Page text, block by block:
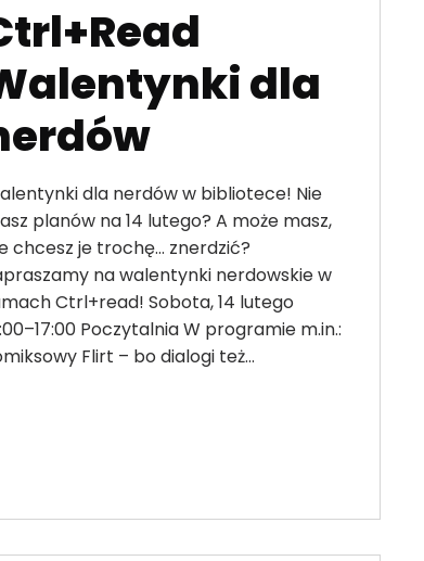
dla
dla nerdów w bibliotece! Nie
planów na 14 lutego? A może masz,
chcesz je trochę… znerdzić?
na walentynki nerdowskie w
Ctrl+read! Sobota, 14 lutego
Poczytalnia W programie m.in.:
Flirt – bo dialogi też…